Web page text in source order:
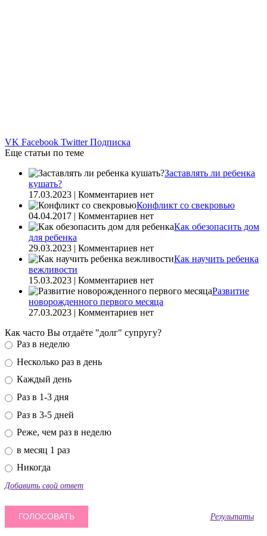
VK Facebook Twitter Подписка
Еще статьи по теме
Заставлять ли ребенка
кушать?
17.03.2023 | Комментариев нет
Конфликт со свекровью
04.04.2017 | Комментариев нет
Как обезопасить дом
для ребенка
29.03.2023 | Комментариев нет
Как научить ребенка
вежливости
15.03.2023 | Комментариев нет
Развитие
новорожденного первого месяца
27.03.2023 | Комментариев нет
Как часто Вы отдаёте "долг" супругу?
Раз в неделю
Несколько раз в день
Каждый день
Раз в 1-3 дня
Раз в 3-5 дней
Реже, чем раз в неделю
в месяц 1 раз
Никогда
Добавить свой ответ
Результаты